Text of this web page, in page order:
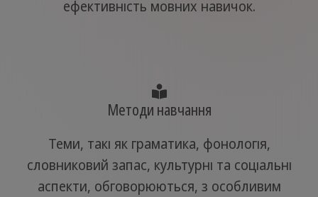
ефективність мовних навичок.
Методи навчання
Теми, такі як граматика, фонологія,
словниковий запас, культурні та соціальні
аспекти, обговорюються, з особливим